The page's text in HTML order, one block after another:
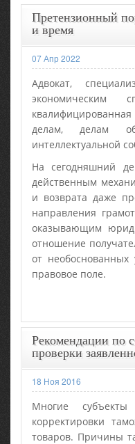
Претензионный
и время
07 Апр 2022
Адвокат,
делам, делам об
интеллектуальной
На сегодняшний
действенным
и возврата даже
направления
оказывающим
отношение
от необоснованных
правовое поле.
Рекомендации по
проверки
18 Ноя 2016
Многие
корректировки
товаров. Причины